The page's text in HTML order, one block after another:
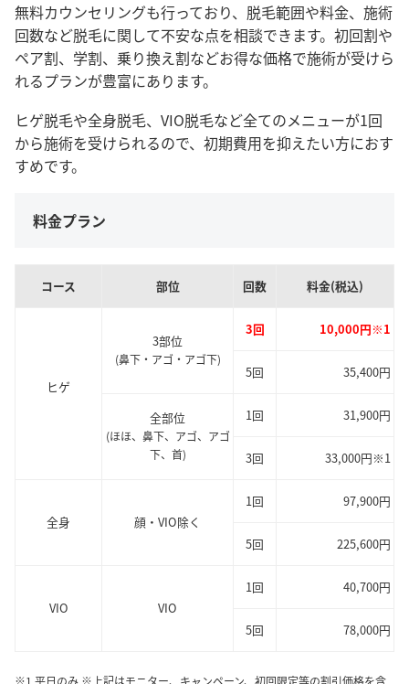
無料カウンセリングも行っており、脱毛範囲や料金、施術
回数など脱毛に関して不安な点を相談できます。初回割や
ペア割、学割、乗り換え割などお得な価格で施術が受けら
れるプランが豊富にあります。
ヒゲ脱毛や全身脱毛、VIO脱毛など全てのメニューが1回
から施術を受けられるので、初期費用を抑えたい方におす
すめです。
料金プラン
コース 部位 回数 料金(税込)
ヒゲ
3部位
(鼻下・アゴ・アゴ下)
3回 10,000円※1
5回 35,400円
全部位
(ほほ、鼻下、アゴ、アゴ
下、首)
1回 31,900円
3回 33,000円※1
全身 顔・VIO除く
1回 97,900円
5回 225,600円
VIO VIO
1回 40,700円
5回 78,000円
※1 平日のみ ※上記はモニター、キャンペーン、初回限定等の割引価格を含